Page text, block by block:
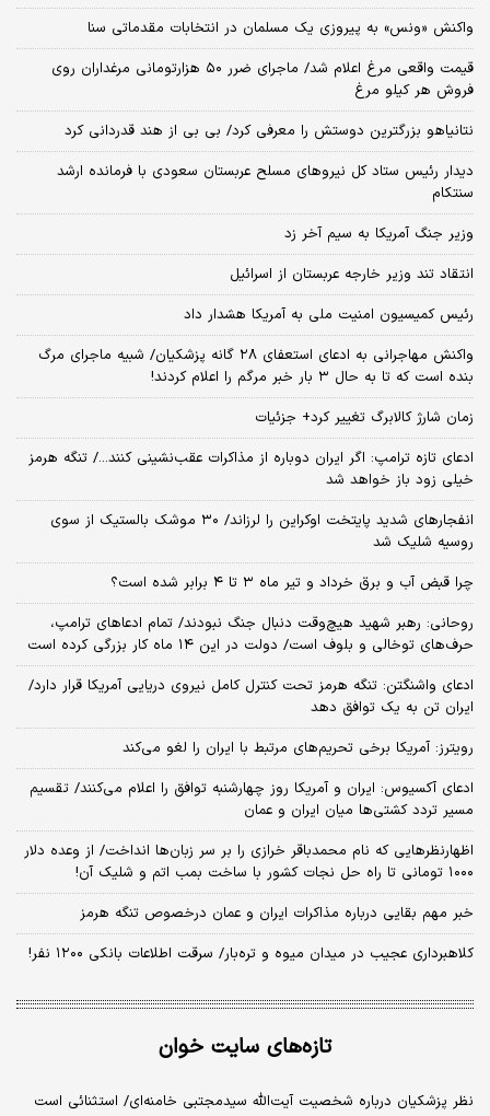
واکنش «ونس» به پیروزی یک مسلمان در انتخابات مقدماتی سنا
قیمت واقعی مرغ اعلام شد/ ماجرای ضرر ۵۰ هزارتومانی مرغداران روی
فروش هر کیلو مرغ
نتانیاهو بزرگترین دوستش را معرفی کرد/ بی بی از هند قدردانی کرد
دیدار رئیس ستاد کل نیروهای مسلح عربستان سعودی با فرمانده ارشد
سنتکام
وزیر جنگ آمریکا به سیم آخر زد
انتقاد تند وزیر خارجه عربستان از اسرائیل
رئیس کمیسیون امنیت ملی به آمریکا هشدار داد
واکنش مهاجرانی به ادعای استعفای ۲۸ گانه پزشکیان/ شبیه ماجرای مرگ
بنده است که تا به حال ۳ بار خبر مرگم را اعلام کردند!
زمان شارژ کالابرگ تغییر کرد+ جزئیات
ادعای تازه ترامپ: اگر ایران دوباره از مذاکرات عقب‌نشینی کنند.../ تنگه هرمز
خیلی زود باز خواهد شد
انفجارهای شدید پایتخت اوکراین را لرزاند/ ۳۰ موشک بالستیک از سوی
روسیه شلیک شد
چرا قبض آب و برق خرداد و تیر ماه ۳ تا ۴ برابر شده است؟
روحانی: رهبر شهید هیچ‌وقت دنبال جنگ نبودند/ تمام ادعاهای ترامپ،
حرف‌های توخالی و بلوف است/ دولت در این ۱۴ ماه کار بزرگی کرده است
ادعای واشنگتن: تنگه هرمز تحت کنترل کامل نیروی دریایی آمریکا قرار دارد/
ایران تن به یک توافق دهد
رویترز: آمریکا برخی تحریم‌های مرتبط با ایران را لغو می‌کند
ادعای آکسیوس: ایران و آمریکا روز چهارشنبه توافق را اعلام می‌کنند/ تقسیم
مسیر تردد کشتی‌ها میان ایران و عمان
اظهارنظرهایی که نام محمدباقر خرازی را بر سر زبان‌ها انداخت/ از وعده دلار
۱۰۰۰ تومانی تا راه حل نجات کشور با ساخت بمب اتم و شلیک آن!
خبر مهم بقایی درباره مذاکرات ایران و عمان درخصوص تنگه هرمز
کلاهبرداری عجیب در میدان میوه و تره‌بار/ سرقت اطلاعات بانکی ۱۲۰۰ نفر!
تازه‌های سایت خوان
نظر پزشکیان درباره شخصیت آیت‌الله سیدمجتبی خامنه‌ای/ استثنائی است